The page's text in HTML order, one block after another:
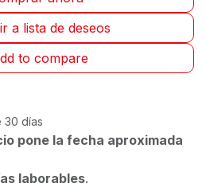
to compare
a lista de deseos
30 días
pone la fecha aproximada
laborables.